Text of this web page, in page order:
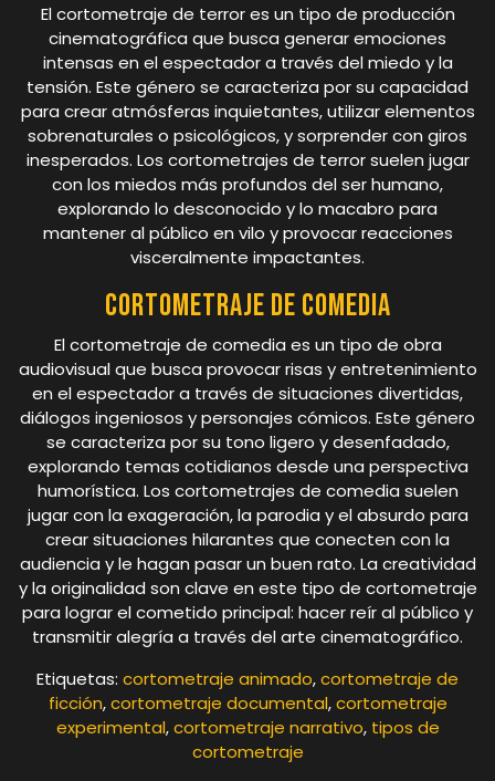
El cortometraje de terror es un tipo de producción
cinematográfica que busca generar emociones
intensas en el espectador a través del miedo y la
tensión. Este género se caracteriza por su capacidad
para crear atmósferas inquietantes, utilizar elementos
sobrenaturales o psicológicos, y sorprender con giros
inesperados. Los cortometrajes de terror suelen jugar
con los miedos más profundos del ser humano,
explorando lo desconocido y lo macabro para
mantener al público en vilo y provocar reacciones
visceralmente impactantes.
Cortometraje de comedia
El cortometraje de comedia es un tipo de obra
audiovisual que busca provocar risas y entretenimiento
en el espectador a través de situaciones divertidas,
diálogos ingeniosos y personajes cómicos. Este género
se caracteriza por su tono ligero y desenfadado,
explorando temas cotidianos desde una perspectiva
humorística. Los cortometrajes de comedia suelen
jugar con la exageración, la parodia y el absurdo para
crear situaciones hilarantes que conecten con la
audiencia y le hagan pasar un buen rato. La creatividad
y la originalidad son clave en este tipo de cortometraje
para lograr el cometido principal: hacer reír al público y
transmitir alegría a través del arte cinematográfico.
Etiquetas: cortometraje animado,cortometraje de
ficción,cortometraje documental,cortometraje
experimental,cortometraje narrativo, tipos de
cortometraje